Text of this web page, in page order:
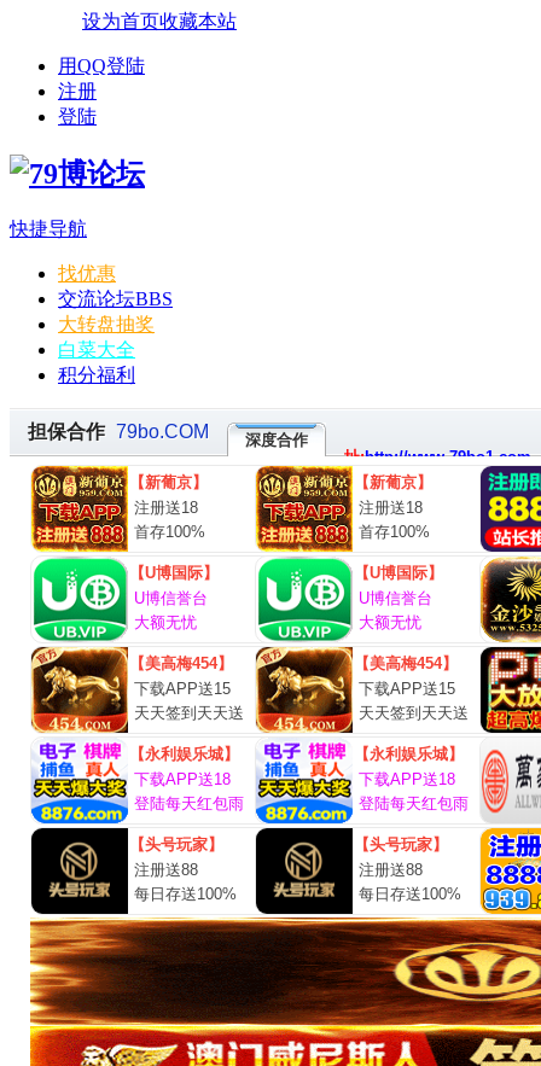
设为首页收藏本站
用QQ登陆
注册
登陆
快捷导航
找优惠
交流论坛BBS
大转盘抽奖
白菜大全
积分福利